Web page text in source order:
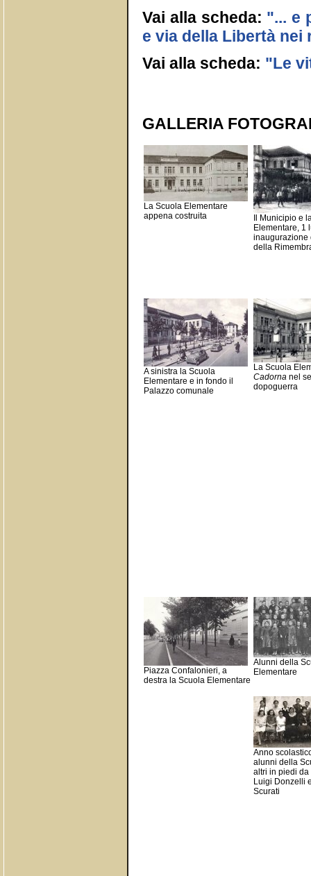
Vai alla scheda: "... e
e via della Libertà
Vai alla scheda: "Le
GALLERIA
La Scuola Elementare
appena costruita
Il Municipio e
Elementare, 1
inaugurazione
della
A sinistra la Scuola
Elementare e in fondo il
Palazzo comunale
La Scuola
Cadorna nel
dopoguerra
Piazza Confalonieri, a
destra la Scuola Elementare
Alunni della
Elementare
Anno
alunni della
altri in piedi da
Luigi Donzelli
Scurati